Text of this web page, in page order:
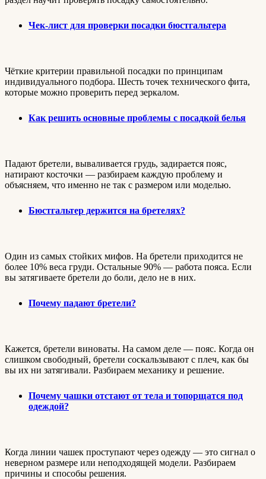
Чек-лист для проверки посадки бюстгальтера
Чёткие критерии правильной посадки по принципам
индивидуального подбора. Шесть точек технического фита,
которые можно проверить перед зеркалом.
Как решить основные проблемы с посадкой белья
Падают бретели, вываливается грудь, задирается пояс,
натирают косточки — разбираем каждую проблему и
объясняем, что именно не так с размером или моделью.
Бюстгальтер держится на бретелях?
Один из самых стойких мифов. На бретели приходится не
более 10% веса груди. Остальные 90% — работа пояса. Если
вы затягиваете бретели до боли, дело не в них.
Почему падают бретели?
Кажется, бретели виноваты. На самом деле — пояс. Когда он
слишком свободный, бретели соскальзывают с плеч, как бы
вы их ни затягивали. Разбираем механику и решение.
Почему чашки отстают от тела и топорщатся под
одеждой?
Когда линии чашек проступают через одежду — это сигнал о
неверном размере или неподходящей модели. Разбираем
причины и способы решения.